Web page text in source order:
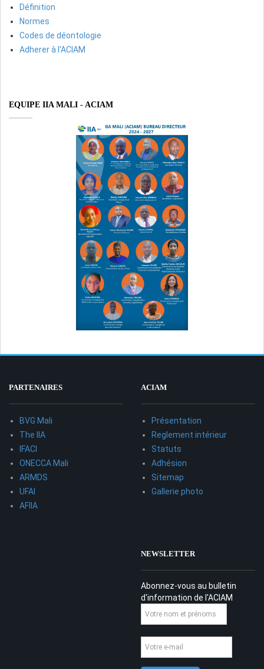
Définition
Normes
Codes de déontologie
Adherer à l'ACIAM
EQUIPE IIA MALI - ACIAM
PARTENAIRES
BVG Mali
The IIA
IFACI
ONECCA Mali
ARMDS
UFAI
AFIIA
ACIAM
Présentation
Reglement intérieur
Statuts
Adhésion
Sitemap
Gallerie photo
NEWSLETTER
Abonnez-vous au bulletin
d'information de l'ACIAM